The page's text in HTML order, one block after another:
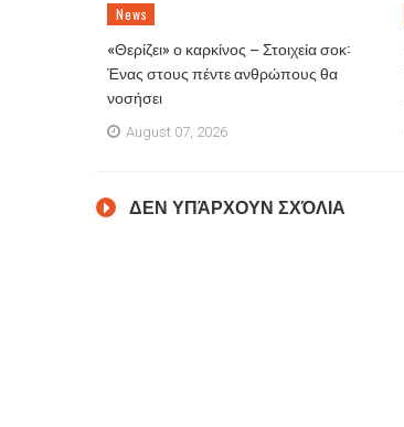
News
«Θερίζει» ο καρκίνος – Στοιχεία σοκ:
Ένας στους πέντε ανθρώπους θα
νοσήσει
August 07, 2026
ΔΕΝ ΥΠΆΡΧΟΥΝ ΣΧΌΛΙΑ